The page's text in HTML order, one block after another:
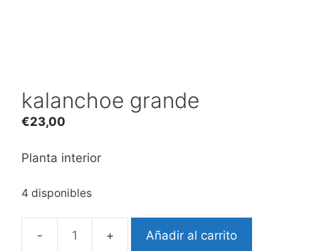
kalanchoe grande
€23,00
Planta interior
4 disponibles
kalanchoe
Añadir al carrito